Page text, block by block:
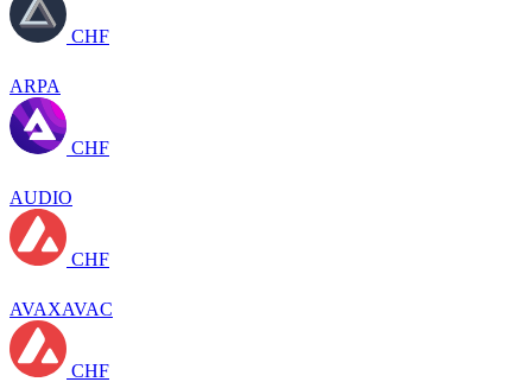
CHF
ARPA
CHF
AUDIO
CHF
AVAXAVAC
CHF